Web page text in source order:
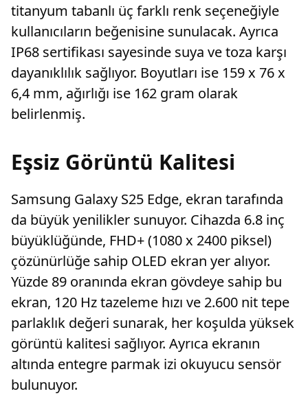
titanyum tabanlı üç farklı renk seçeneğiyle
kullanıcıların beğenisine sunulacak. Ayrıca
IP68 sertifikası sayesinde suya ve toza karşı
dayanıklılık sağlıyor. Boyutları ise 159 x 76 x
6,4 mm, ağırlığı ise 162 gram olarak
belirlenmiş.
Eşsiz Görüntü Kalitesi
Samsung Galaxy S25 Edge, ekran tarafında
da büyük yenilikler sunuyor. Cihazda 6.8 inç
büyüklüğünde, FHD+ (1080 x 2400 piksel)
çözünürlüğe sahip OLED ekran yer alıyor.
Yüzde 89 oranında ekran gövdeye sahip bu
ekran, 120 Hz tazeleme hızı ve 2.600 nit tepe
parlaklık değeri sunarak, her koşulda yüksek
görüntü kalitesi sağlıyor. Ayrıca ekranın
altında entegre parmak izi okuyucu sensör
bulunuyor.